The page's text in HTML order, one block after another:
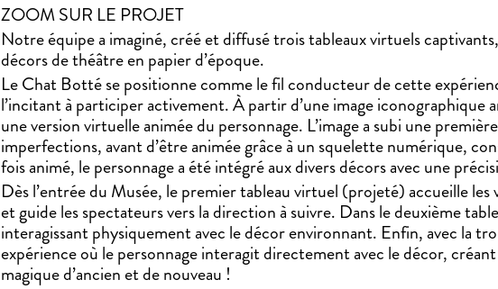
ZOOM SUR LE PROJET
Notre équipe a imaginé, créé et diffusé trois tableaux virtuels
décors de théâtre en papier d’époque.
Le Chat Botté se positionne comme le fil conducteur de cette
l’incitant à participer activement. À partir d’une image iconographique
une version virtuelle animée du personnage. L’image a subi une
imperfections, avant d’être animée grâce à un squelette numérique,
fois animé, le personnage a été intégré aux divers décors avec une
Dès l’entrée du Musée, le premier tableau virtuel (projeté) accueille
et guide les spectateurs vers la direction à suivre. Dans le deuxième
interagissant physiquement avec le décor environnant. Enfin, avec la
expérience où le personnage interagit directement avec le décor,
magique d’ancien et de nouveau !